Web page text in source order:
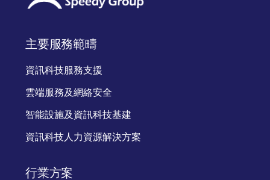
主要服務範疇
資訊科技服務支援
雲端服務及網絡安全
智能設施及資訊科技基建
資訊科技人力資源解決方案
行業方案